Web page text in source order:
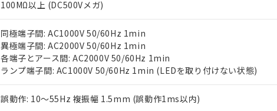
100MΩ以上 (DC500Vメガ)
同極端子間: AC1000V 50/60Hz 1min
異極端子間: AC2000V 50/60Hz 1min
各端子とアース間: AC2000V 50/60Hz 1min
ランプ端子間: AC1000V 50/60Hz 1min (LEDを取り付けない状態)
誤動作: 10～55Hz 複振幅 1.5mm (誤動作1ms以内)
す。
マイパーツ機能（部品リスト作成サービス）をご利用いただ
ている必要があります。
お客様が当ウェブサイト上で当社にご登録された部品リスト
が、当社の製品・サービスに関するお客様との取引・商談に
さい。
※当社の共同利用者とは、"個人情報の共同利用に関して"
いる法人を指します。
※3 非含有証明書ダウンロード
下記の非含有証明書をダウンロードすることができます。
EU RoHS指令（10物質）の非含有証明書
「ｅ」：有害物質（10物質）のすべてが基準値以下であることを示
味します。
「－」：未確認です。当社販売部門へお問い合わせください。
合意する
機器販売店・当社販売員にご確認ください)
空
白
受注生産機種、また在庫状況の情報を公開していない機種